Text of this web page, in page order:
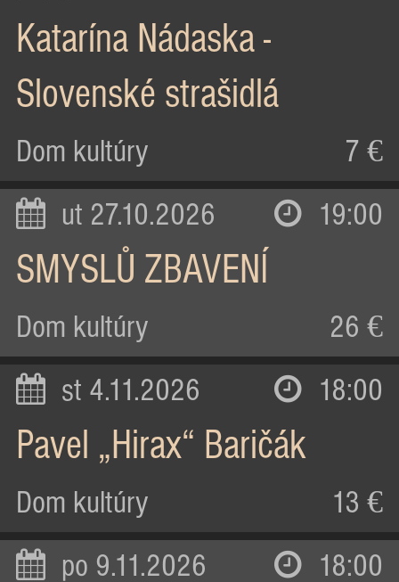
Katarína Nádaska -
Slovenské strašidlá
Dom kultúry 7 €
ut 27.10.2026 19:00
SMYSLŮ ZBAVENÍ
Dom kultúry 26 €
st 4.11.2026 18:00
Pavel „Hirax“ Baričák
Dom kultúry 13 €
po 9.11.2026 18:00